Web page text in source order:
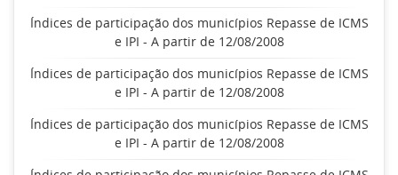
Índices de participação dos municípios Repasse de ICMS
e IPI - A partir de 12/08/2008
Índices de participação dos municípios Repasse de ICMS
e IPI - A partir de 12/08/2008
Índices de participação dos municípios Repasse de ICMS
e IPI - A partir de 12/08/2008